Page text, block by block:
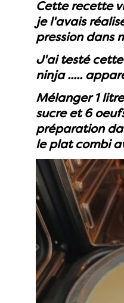
Cette recette
je l'avais
pression dans
J'ai testé
ninja .....
Mélanger 1
sucre et 6
préparation
le plat combi